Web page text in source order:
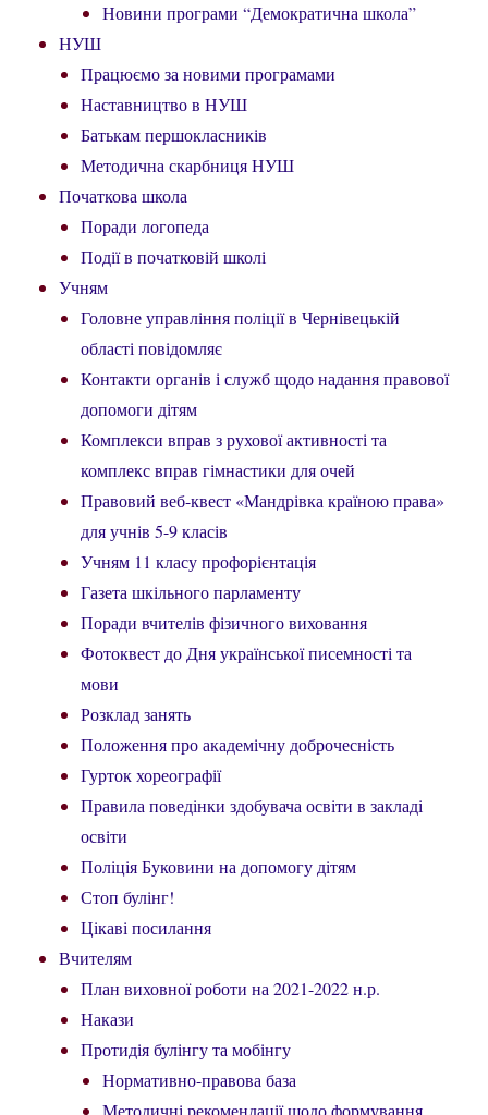
Новини програми “Демократична школа”
НУШ
Працюємо за новими програмами
Наставництво в НУШ
Батькам першокласників
Методична скарбниця НУШ
Початкова школа
Поради логопеда
Події в початковій школі
Учням
Головне управління поліції в Чернівецькій
області повідомляє
Контакти органів і служб щодо надання правової
допомоги дітям
Комплекси вправ з рухової активності та
комплекс вправ гімнастики для очей
Правовий веб-квест «Мандрівка країною права»
для учнів 5-9 класів
Учням 11 класу профорієнтація
Газета шкільного парламенту
Поради вчителів фізичного виховання
Фотоквест до Дня української писемності та
мови
Розклад занять
Положення про академічну доброчесність
Гурток хореографії
Правила поведінки здобувача освіти в закладі
освіти
Поліція Буковини на допомогу дітям
Стоп булінг!
Цікаві посилання
Вчителям
План виховної роботи на 2021-2022 н.р.
Накази
Протидія булінгу та мобінгу
Нормативно-правова база
Методичні рекомендації щодо формування